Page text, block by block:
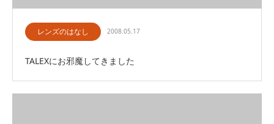
レンズのはなし 2008.05.17
TALEXにお邪魔してきました